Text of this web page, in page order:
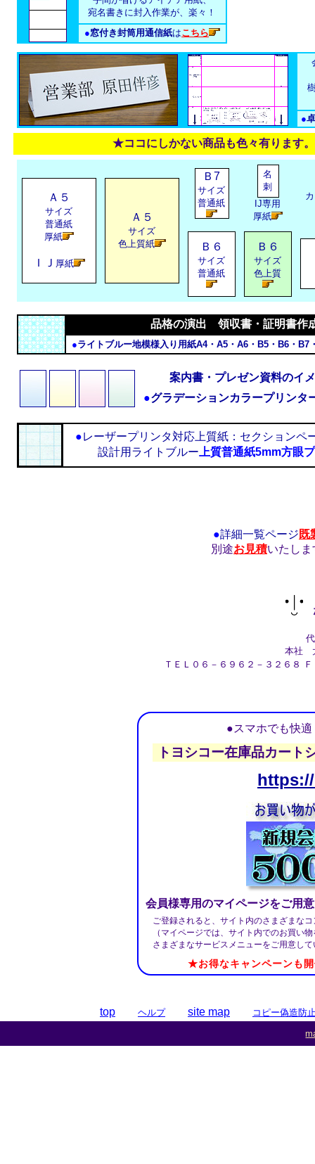
宛名書きに封入作業が、楽々！
●窓付き封筒用通信紙はこちら
樹
●
★ココにしかない商品も色々有ります
Ａ５
サイズ
普通紙
厚紙
ＩＪ 厚紙
Ａ５
サイズ
色上質紙
Ｂ7
サイズ
普通紙
名
刺
IJ専用
厚紙
Ｂ６
サイズ
普通紙
Ｂ６
サイズ
色上質
品格の演出 領収書・証明書作
●ライトブルー地模様入り用紙A4・A5・A6・B5・B6・B7
案内書・プレゼン資料のイ
●グラデーションカラープリンタ
●レーザープリンタ対応上質紙：セクション
設計用ライトブルー 上質普通紙5mm方眼
●詳細一覧ページ 既
別途お見積いたしま
本社
ＴＥＬ０６－６９６２－３２６８
●スマホでも快
トヨシコー在庫品カート
会員様専用のマイページをご用
ご登録されると、サイト内のさまざまな
（マイページでは、サイト内でのお買い
さまざまなサービスメニューをご用意し
★お得なキャンペーンも
top ヘルプ site map
コピー偽造防